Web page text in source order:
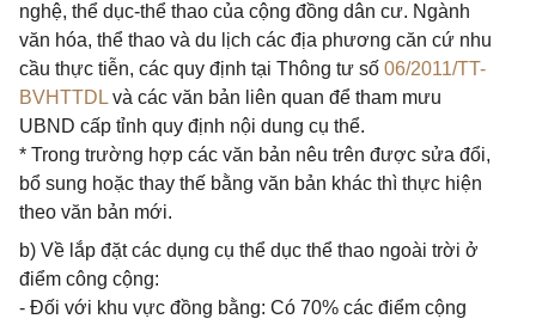
nghệ, thể dục-thể thao của cộng đồng dân cư. Ngành
văn hóa, thể thao và du lịch các địa phương căn cứ nhu
cầu thực tiễn, các quy định tại Thông tư số 06/2011/TT-
BVHTTDL và các văn bản liên quan để tham mưu
UBND cấp tỉnh quy định nội dung cụ thể.
* Trong trường hợp các văn bản nêu trên được sửa đổi,
bổ sung hoặc thay thế bằng văn bản khác thì thực hiện
theo văn bản mới.
b) Về lắp đặt các dụng cụ thể dục thể thao ngoài trời ở
điểm công cộng:
- Đối với khu vực đồng bằng: Có 70% các điểm cộng